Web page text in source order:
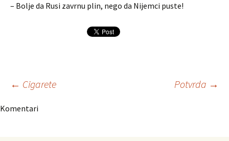
– Bolje da Rusi zavrnu plin, nego da Nijemci puste!
Navigacija
← Cigarete Potvrda →
Komentari